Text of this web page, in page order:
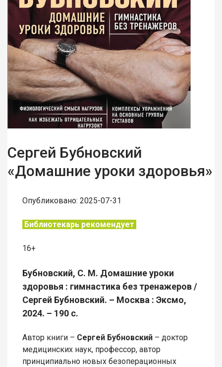
Сергей Бубновский
«Домашние уроки здоровья»
Опубликовано: 2025-07-31
Библиотекарь рекомендует
16+
Бубновский, С. М. Домашние уроки
здоровья : гимнастика без тренажеров /
Сергей Бубновский. – Москва : Эксмо,
2024. – 190 с.
Автор книги – Сергей Бубновский – доктор
медицинских наук, профессор, автор
принципиально новых безоперационных